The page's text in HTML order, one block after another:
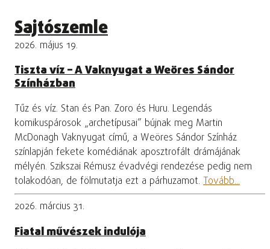
Sajtószemle
2026. május 19.
Tiszta víz – A Vaknyugat a Weöres Sándor
Színházban
Tűz és víz. Stan és Pan. Zoro és Huru. Legendás
komikuspárosok „archetípusai” bújnak meg Martin
McDonagh Vaknyugat című, a Weöres Sándor Színház
színlapján fekete komédiának aposztrofált drámájának
mélyén. Szikszai Rémusz évadvégi rendezése pedig nem
tolakodóan, de fölmutatja ezt a párhuzamot. Tovább...
2026. március 31.
Fiatal művészek indulója